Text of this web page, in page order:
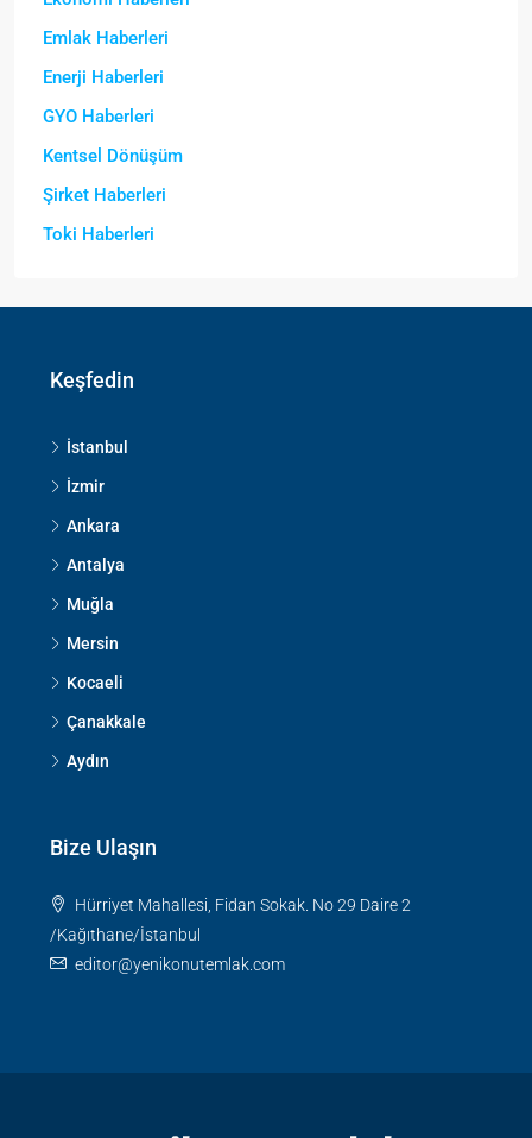
Emlak Haberleri
Enerji Haberleri
GYO Haberleri
Kentsel Dönüşüm
Şirket Haberleri
Toki Haberleri
Keşfedin
İstanbul
İzmir
Ankara
Antalya
Muğla
Mersin
Kocaeli
Çanakkale
Aydın
Bize Ulaşın
Hürriyet Mahallesi, Fidan Sokak. No 29 Daire 2
/Kağıthane/İstanbul
editor@yenikonutemlak.com